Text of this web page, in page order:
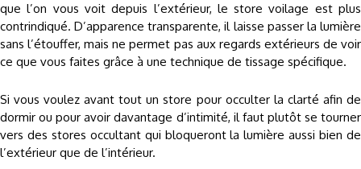
que l’on vous voit depuis l’extérieur, le store voilage est plus
contrindiqué. D’apparence transparente, il laisse passer la lumière
sans l’étouffer, mais ne permet pas aux regards extérieurs de voir
ce que vous faites grâce à une technique de tissage spécifique.
Si vous voulez avant tout un store pour occulter la clarté afin de
dormir ou pour avoir davantage d’intimité, il faut plutôt se tourner
vers des stores occultant qui bloqueront la lumière aussi bien de
l’extérieur que de l’intérieur.